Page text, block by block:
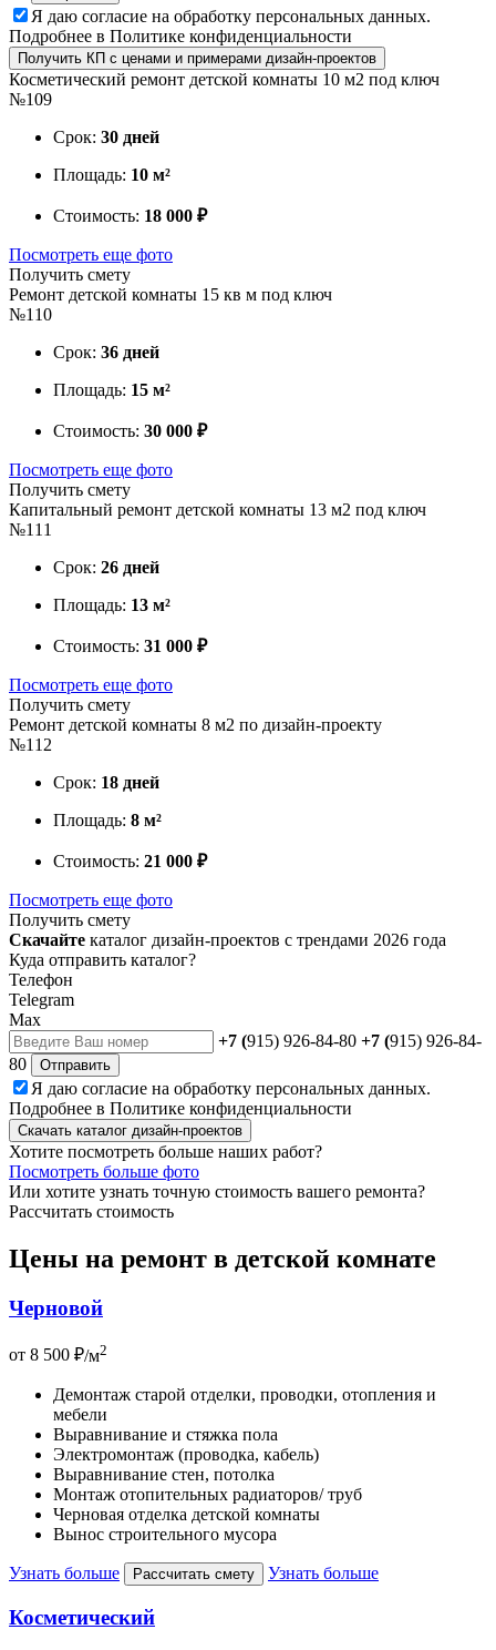
Я даю согласие на обработку персональных данных.
Подробнее в Политике конфиденциальности
Получить КП с ценами и примерами дизайн-проектов
Косметический ремонт детской комнаты 10 м2 под ключ
№109
Срок: 30 дней
Площадь: 10 м²
Стоимость: 18 000 ₽
Посмотреть еще фото
Получить смету
Ремонт детской комнаты 15 кв м под ключ
№110
Срок: 36 дней
Площадь: 15 м²
Стоимость: 30 000 ₽
Посмотреть еще фото
Получить смету
Капитальный ремонт детской комнаты 13 м2 под ключ
№111
Срок: 26 дней
Площадь: 13 м²
Стоимость: 31 000 ₽
Посмотреть еще фото
Получить смету
Ремонт детской комнаты 8 м2 по дизайн-проекту
№112
Срок: 18 дней
Площадь: 8 м²
Стоимость: 21 000 ₽
Посмотреть еще фото
Получить смету
Скачайте каталог дизайн-проектов с трендами 2026 года
Куда отправить каталог?
Телефон
Telegram
Max
+7 (915) 926-84-80 +7 (915) 926-84-
80
Отправить
Я даю согласие на обработку персональных данных.
Подробнее в Политике конфиденциальности
Скачать каталог дизайн-проектов
Хотите посмотреть больше наших работ?
Посмотреть больше фото
Или хотите узнать точную стоимость вашего ремонта?
Рассчитать стоимость
Цены на ремонт в детской комнате
Черновой
от 8 500 ₽/м2
Демонтаж старой отделки, проводки, отопления и
мебели
Выравнивание и стяжка пола
Электромонтаж (проводка, кабель)
Выравнивание стен, потолка
Монтаж отопительных радиаторов/ труб
Черновая отделка детской комнаты
Вынос строительного мусора
Узнать больше Рассчитать смету Узнать больше
Косметический